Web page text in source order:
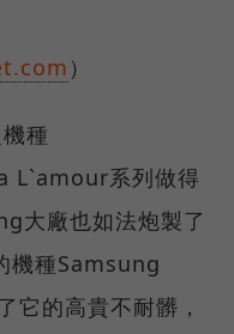
）
種
L`amour系列做得
大廠也如法炮製了
機種Samsung
它的高貴不耐髒，